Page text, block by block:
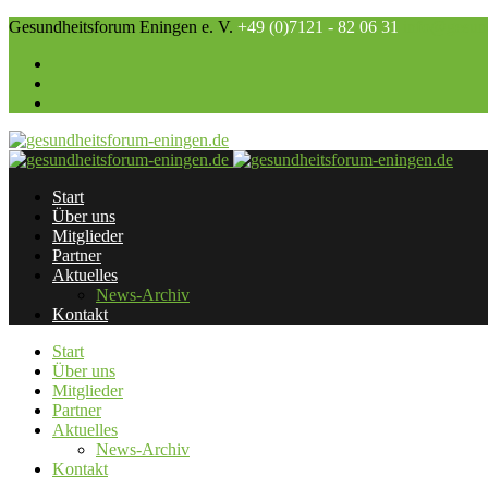
Gesundheitsforum Eningen e. V. +49 (0)7121 - 82 06 31
Start
Über uns
Mitglieder
Partner
Aktuelles
News-Archiv
Kontakt
Start
Über uns
Mitglieder
Partner
Aktuelles
News-Archiv
Kontakt